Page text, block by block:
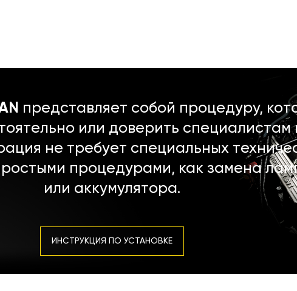
представляет собой процедуру,
или доверить специалистам
не требует специальных
процедурами, как замена
или аккумулятора.
ИНСТРУКЦИЯ ПО УСТАНОВКЕ